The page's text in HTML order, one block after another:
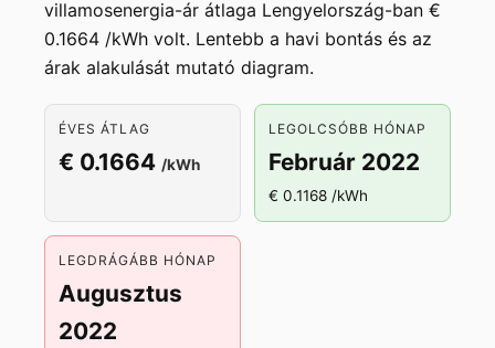
villamosenergia-ár átlaga Lengyelország-ban €
0.1664 /kWh volt. Lentebb a havi bontás és az
árak alakulását mutató diagram.
ÉVES ÁTLAG
€ 0.1664 /kWh
LEGOLCSÓBB HÓNAP
Február 2022
€ 0.1168 /kWh
LEGDRÁGÁBB HÓNAP
Augusztus
2022